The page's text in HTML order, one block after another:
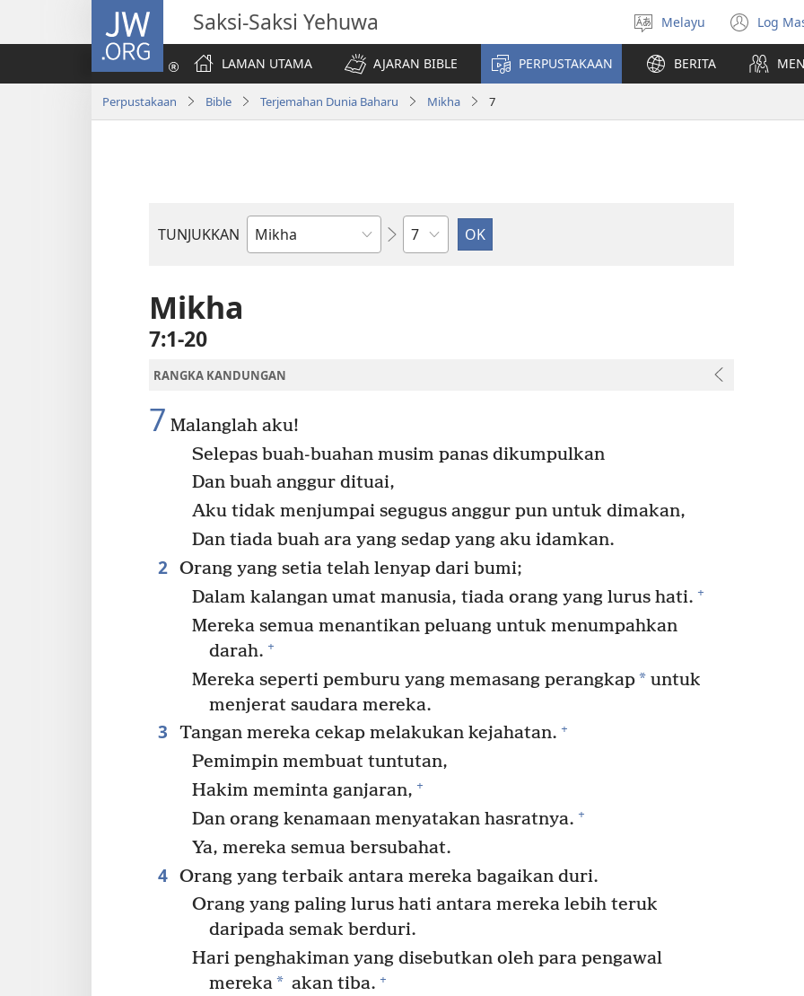
JW.ORG Saksi-Saksi Yehuwa
Pilih
Bahasa
Melayu Log
LAMAN UTAMA
AJARAN BIBLE PERPUSTAKAAN BERITA
Perpustakaan Bible Terjemahan Dunia Baharu Mikha 7
TUNJUKKAN
Buku
Bab
Mikha
7:1-20
RANGKA KANDUNGAN
7 Malanglah aku!
Selepas buah-buahan musim panas dikumpulkan
Dan buah anggur dituai,
Aku tidak menjumpai segugus anggur pun untuk dimakan,
Dan tiada buah ara yang sedap yang aku idamkan.
2 Orang yang setia telah lenyap dari bumi;
Dalam kalangan umat manusia, tiada orang yang lurus hati. +
Mereka semua menantikan peluang untuk menumpahkan
darah. +
Mereka seperti pemburu yang memasang perangkap* untuk
menjerat saudara mereka.
3 Tangan mereka cekap melakukan kejahatan. +
Pemimpin membuat tuntutan,
Hakim meminta ganjaran, +
Dan orang kenamaan menyatakan hasratnya. +
Ya, mereka semua bersubahat.
4 Orang yang terbaik antara mereka bagaikan duri.
Orang yang paling lurus hati antara mereka lebih teruk
daripada semak berduri.
Hari penghakiman yang disebutkan oleh para pengawal
mereka* akan tiba. +